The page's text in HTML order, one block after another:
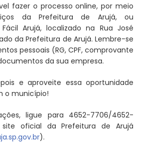
fazer o processo online, por meio
da Prefeitura de Arujá, ou
Arujá, localizado na Rua José
da Prefeitura de Arujá. Lembre-se
pessoais (RG, CPF, comprovante
da sua empresa.
e aproveite essa oportunidade
o município!
ligue para 4652-7706/4652-
oficial da Prefeitura de Arujá
).